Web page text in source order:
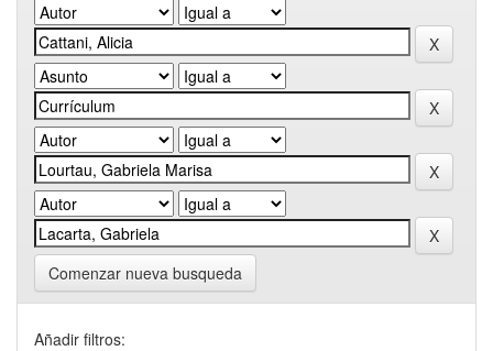
Comenzar nueva busqueda
Añadir filtros: